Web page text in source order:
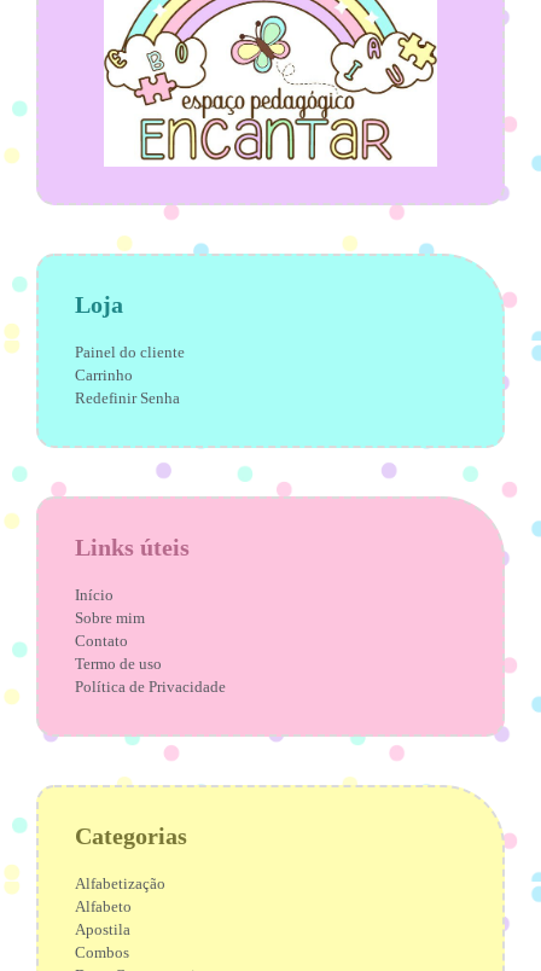
Loja
Painel do cliente
Carrinho
Redefinir Senha
Links úteis
Início
Sobre mim
Contato
Termo de uso
Política de Privacidade
Categorias
Alfabetização
Alfabeto
Apostila
Combos